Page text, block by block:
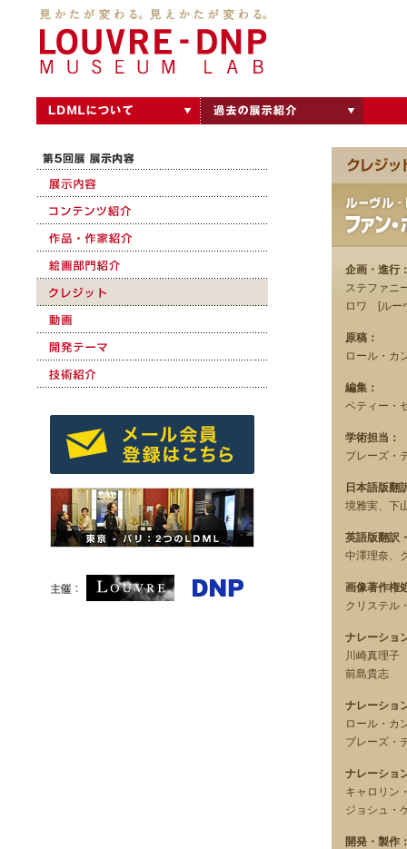
企画・進行
ステファニ
ロワ [ルー
原稿：
ロール・カ
編集：
ベティー・
学術担当：
ブレーズ・
日本語版翻
境雅実、下
英語版翻訳
中澤理奈、
画像著作権
クリステル
ナレーショ
川崎真理子
前島貴志
ナレーショ
ロール・カ
ブレーズ・
ナレーショ
キャロリン
ジョシュ・
開発・製作